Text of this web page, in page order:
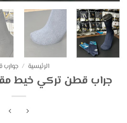
الرئيسية /
جراب قطن تركي خيط